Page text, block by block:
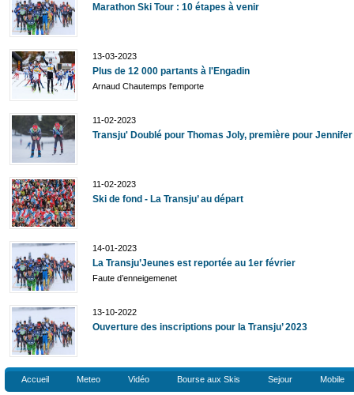
Marathon Ski Tour : 10 étapes à venir
13-03-2023
Plus de 12 000 partants à l'Engadin
Arnaud Chautemps l'emporte
11-02-2023
Transju' Doublé pour Thomas Joly, première pour
11-02-2023
Ski de fond - La Transju’ au départ
14-01-2023
La Transju’Jeunes est reportée au 1er février
Faute d’enneigemenet
13-10-2022
Ouverture des inscriptions pour la Transju’ 2023
Accueil Meteo Vidéo Bourse aux Skis Sejour Mobile